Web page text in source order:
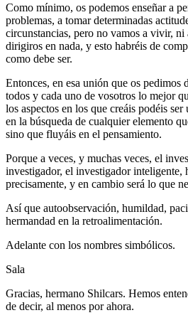
Como mínimo, os podemos enseñar a
problemas, a tomar determinadas
circunstancias, pero no vamos a vivir, ni
dirigiros en nada, y esto habréis de
como debe ser.
Entonces, en esa unión que os pedimos
todos y cada uno de vosotros lo mejor
los aspectos en los que creáis podéis
en la búsqueda de cualquier elemento
sino que fluyáis en el pensamiento.
Porque a veces, y muchas veces, el
investigador, el investigador inteligente,
precisamente, y en cambio será lo que
Así que autoobservación, humildad,
hermandad en la retroalimentación.
Adelante con los nombres simbólicos.
Sala
Gracias, hermano Shilcars. Hemos
de decir, al menos por ahora.